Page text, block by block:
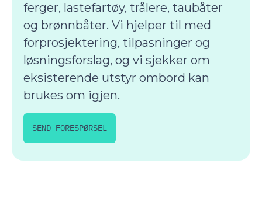
ferger, lastefartøy, trålere, taubåter
og brønnbåter. Vi hjelper til med
forprosjektering, tilpasninger og
løsningsforslag, og vi sjekker om
eksisterende utstyr ombord kan
brukes om igjen.
SEND FORESPØRSEL